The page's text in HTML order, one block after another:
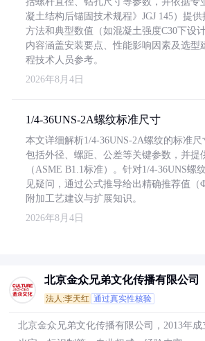
凝土结构后锚固技术规程》JGJ 145）提
方法和典型数值（如混凝土强度C30下设计
内容涵盖安装要点、性能影响因素及选型
程技术人员参考。
2026年8月4日
1/4-36UNS-2A螺纹标准尺寸
本文详细解析1/4-36UNS-2A螺纹的标准尺
包括外径、螺距、公差等关键参数，并提
（ASME B1.1标准）。针对1/4-36UNS螺
见疑问，通过公式推导给出精确推荐值（
附加工艺建议与扩展知识。
2026年8月4日
北京金众兄弟文化传播有限公司
法人:李天红 通过真实性核验
北京金众兄弟文化传播有限公司，2013年